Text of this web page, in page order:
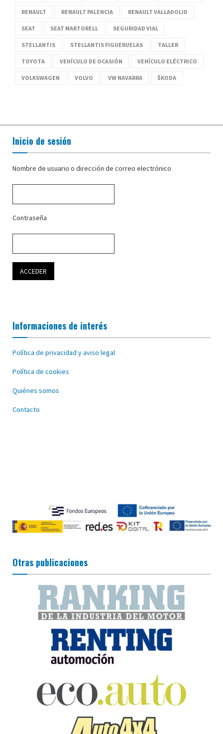
RENAULT RENAULT PALENCIA RENAULT VALLADOLID
SEAT SEAT MARTORELL SEGURIDAD VIAL
STELLANTIS STELLANTIS FIGUERUELAS TALLER
TOYOTA VEHÍCULO DE OCASIÓN VEHÍCULO ELÉCTRICO
VOLKSWAGEN VOLVO VW NAVARRA ŠKODA
Inicio de sesión
Nombre de usuario o dirección de correo electrónico
Contraseña
Informaciones de interés
Política de privacidad y aviso legal
Política de cookies
Quiénes somos
Contacto
Otras publicaciones